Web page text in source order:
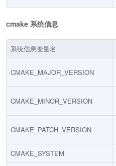
cmake 系统信息
系统信息变量名
CMAKE_MAJOR_VERSION
CMAKE_MINOR_VERSION
CMAKE_PATCH_VERSION
CMAKE_SYSTEM